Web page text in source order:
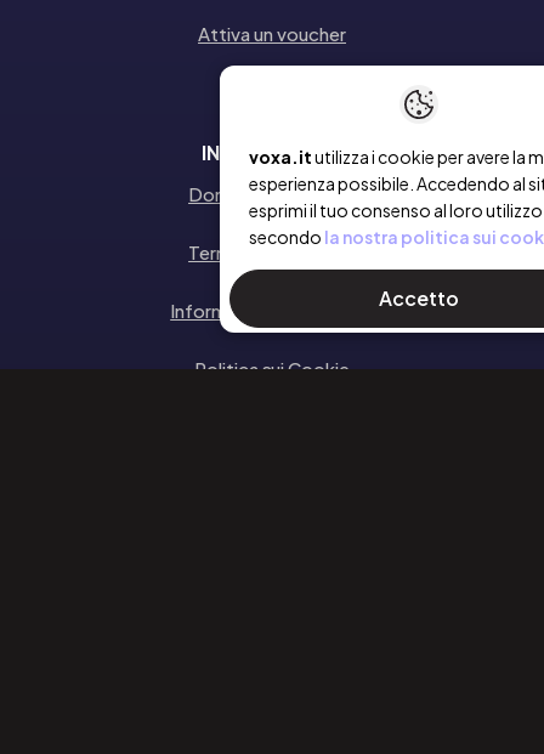
voxa.itutilizza i cookie per avere la
esperienza possibile. Accedendo al
esprimi il tuo consenso al loro utilizzo
secondo la nostra politica sui
Accetto
Attiva un voucher
INFORMAZIONI
Domande frequenti
Termini e Condizioni
Informativa sulla privacy
Politica sui Cookie